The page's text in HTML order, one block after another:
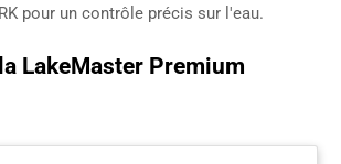
pour un contrôle précis sur l'eau.
LakeMaster Premium